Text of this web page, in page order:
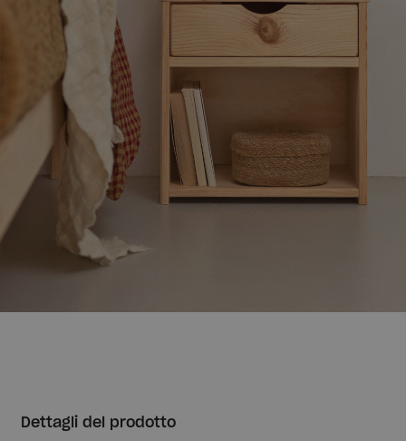
Dettagli del prodotto